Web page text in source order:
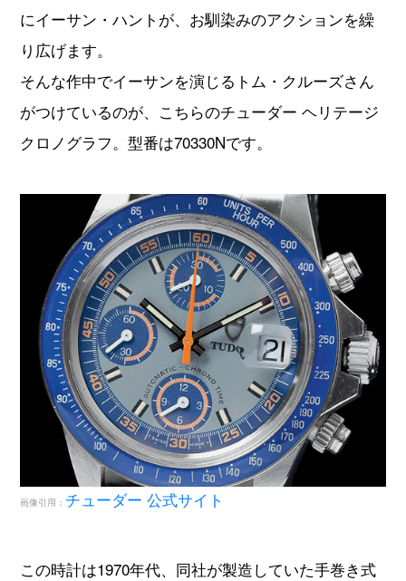
にイーサン・ハントが、お馴染みのアクションを繰
り広げます。
そんな作中でイーサンを演じるトム・クルーズさん
がつけているのが、こちらのチューダー ヘリテージ
クロノグラフ。型番は70330Nです。
画像引用： チューダー 公式サイト
この時計は1970年代、同社が製造していた手巻き式